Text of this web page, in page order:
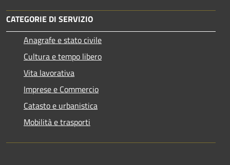
CATEGORIE DI SERVIZIO
Anagrafe e stato civile
Cultura e tempo libero
Vita lavorativa
Imprese e Commercio
Catasto e urbanistica
Mobilità e trasporti